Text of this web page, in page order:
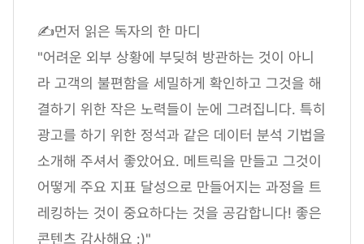
✍먼저 읽은 독자의 한 마디
"어려운 외부 상황에 부딪혀 방관하는 것이 아니
라 고객의 불편함을 세밀하게 확인하고 그것을 해
결하기 위한 작은 노력들이 눈에 그려집니다. 특히
광고를 하기 위한 정석과 같은 데이터 분석 기법을
소개해 주셔서 좋았어요. 메트릭을 만들고 그것이
어떻게 주요 지표 달성으로 만들어지는 과정을 트
레킹하는 것이 중요하다는 것을 공감합니다! 좋은
콘텐츠 감사해요 :)"